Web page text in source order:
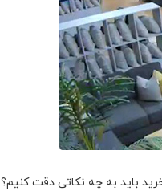
باید به چه نکاتی دقت کنیم؟